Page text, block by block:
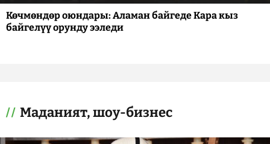
Көчмөндөр оюндары: Аламан байгеде Кара кыз
байгелүү орунду ээледи
Маданият, шоу-бизнес